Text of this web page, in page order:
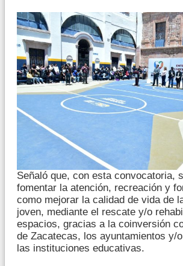
Señaló que, con esta convocatoria,
fomentar la atención, recreación y
como mejorar la calidad de vida de
joven, mediante el rescate y/o
espacios, gracias a la coinversión
de Zacatecas, los ayuntamientos y/
las instituciones educativas.